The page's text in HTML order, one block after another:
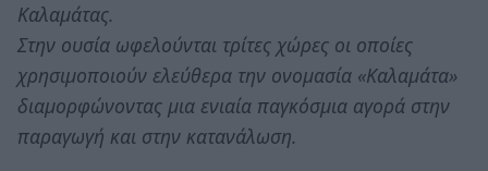
Καλαμάτας.
Στην ουσία ωφελούνται τρίτες χώρες οι οποίες
χρησιμοποιούν ελεύθερα την ονομασία «Καλαμάτα»
διαμορφώνοντας μια ενιαία παγκόσμια αγορά στην
παραγωγή και στην κατανάλωση.